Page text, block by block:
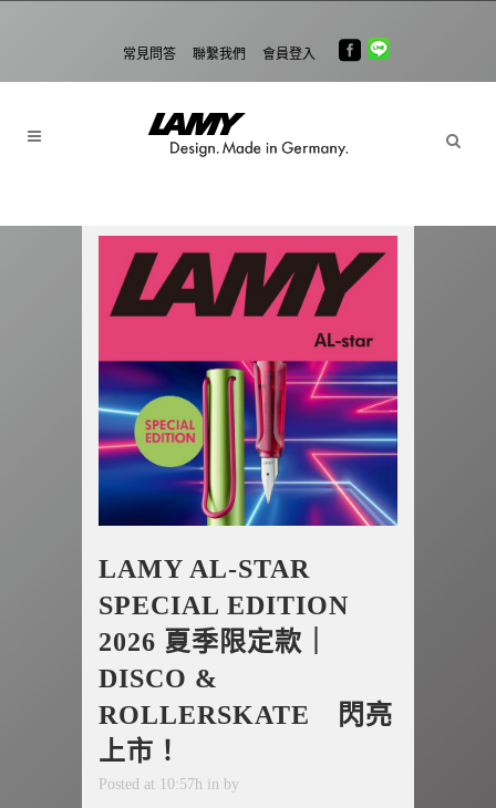
常見問答 聯繫我們 會員登入
LAMY AL-STAR
SPECIAL EDITION
2026 夏季限定款｜
DISCO &
ROLLERSKATE 閃亮
上市！
Posted at 10:57h in by